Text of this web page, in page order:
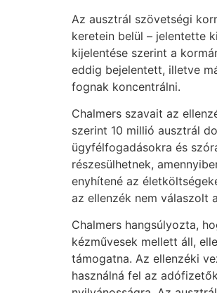
Az ausztrál szövetségi
keretein belül – jelentette
kijelentése szerint a
eddig bejelentett, illetve
fognak koncentrálni.
Chalmers szavait az
szerint 10 millió ausztrál
ügyfélfogadásokra és
részesülhetnek,
enyhítené az
az ellenzék nem válaszolt
Chalmers hangsúlyozta,
kézművesek mellett áll,
támogatna. Az ellenzéki
használná fel az